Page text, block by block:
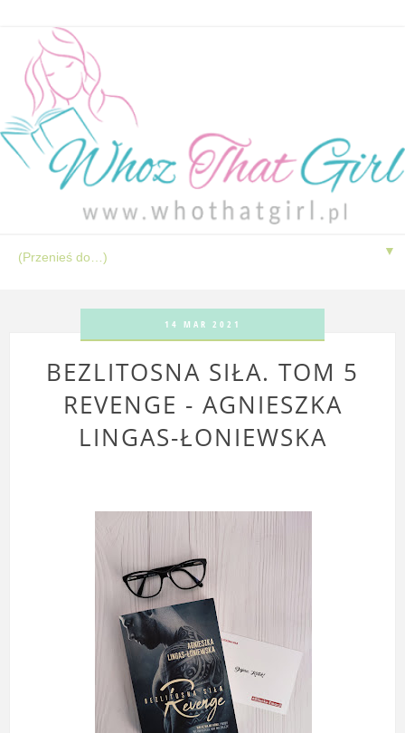
▼
14 MAR 2021
BEZLITOSNA SIŁA. TOM 5
REVENGE - AGNIESZKA
LINGAS-ŁONIEWSKA